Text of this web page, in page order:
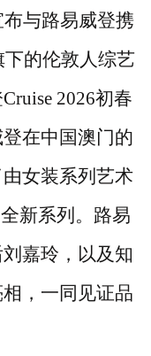
与路易威登携
下的伦敦人综艺
2026初春
在中国澳门的
女装系列艺术
新系列。路易
嘉玲，以及知
，一同见证品